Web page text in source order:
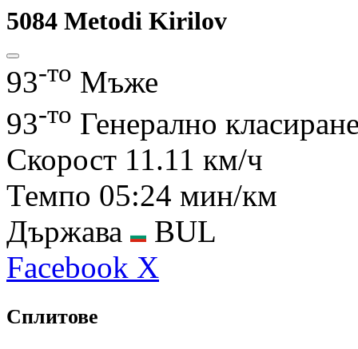
5084 Metodi Kirilov
93-то Мъже
93-то Генерално
Скорост 11.11 км/ч
Темпо 05:24 мин/км
Държава
BUL
Facebook X
Сплитове